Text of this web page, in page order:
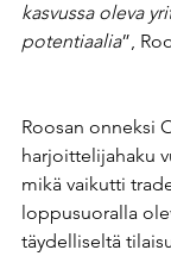
kasvussa oleva
potentiaalia”,
Roosan onneksi
harjoittelijahaku
mikä vaikutti
loppusuoralla
täydelliseltä